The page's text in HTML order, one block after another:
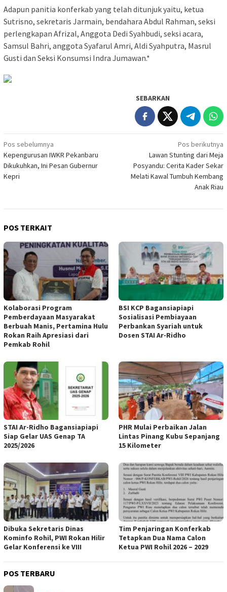
Adapun panitia konferkab yang telah ditunjuk yaitu, ketua
Sutrisno, sekretaris Jarmain, bendahara Abdul Rahman, seksi
perlengkapan Afrizal, Anggota Dedi Syahbudi, seksi acara,
Samsul Bahri, anggota Syafarul Amri, Aldi Syahputra, Masrul
Gusti dan Seksi Konsumsi Indra Jumawan.*
SEBARKAN
Navigasi
pos
Pos sebelumnya
Kepengurusan IWKR Pekanbaru
Dikukuhkan, Ini Pesan Gubernur
Kepri
Pos berikutnya
Lawan Stunting dari Meja
Posyandu: Cerita Kader Sekar
Melati Kawal Tumbuh Kembang
Anak Riau
POS TERKAIT
Kolaborasi Program
Pemberdayaan Masyarakat
Berbuah Manis, Pertamina Hulu
Rokan Raih Apresiasi dari
Pemkab Rohil
BSI KCP Bagansiapiapi
Sosialisasi Pembiayaan
Perbankan Syariah untuk
Dosen STAI Ar-Ridho
STAI Ar-Ridho Bagansiapiapi
Siap Gelar UAS Genap TA
2025/2026
PHR Mulai Perbaikan Jalan
Lintas Pinang Kubu Sepanjang
15 Kilometer
Dibuka Sekretaris Dinas
Kominfo Rohil, PWI Rokan Hilir
Gelar Konferensi ke VIII
Tim Penjaringan Konferkab
Tetapkan Dua Nama Calon
Ketua PWI Rohil 2026 – 2029
POS TERBARU